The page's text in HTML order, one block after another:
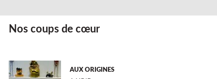
Nos coups de cœur
AUX ORIGINES